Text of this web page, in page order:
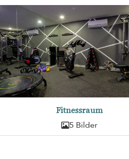
Fitnessraum
5 Bilder